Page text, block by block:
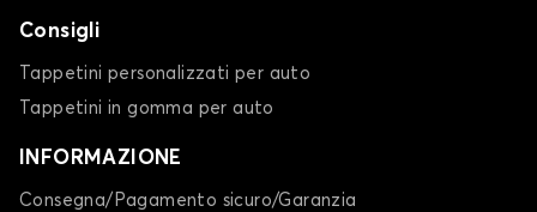
Consigli
Tappetini personalizzati per auto
Tappetini in gomma per auto
INFORMAZIONE
Consegna/Pagamento sicuro/Garanzia